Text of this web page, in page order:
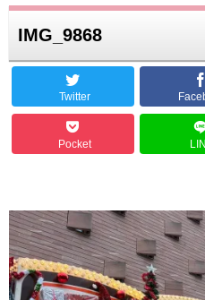
IMG_9868
Twitter
Pocket